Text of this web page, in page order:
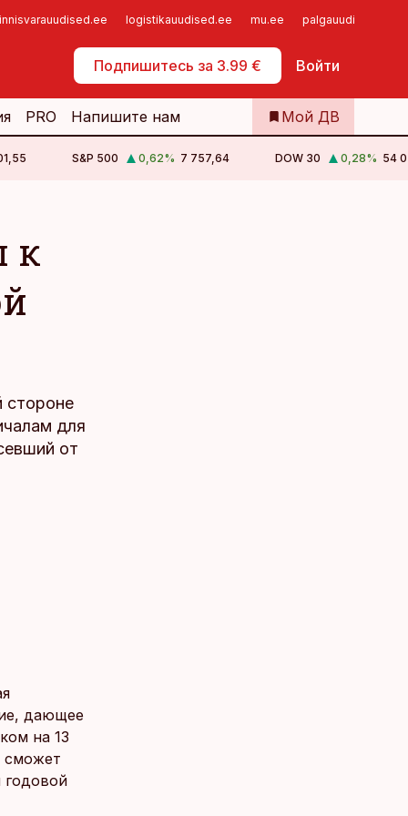
logistikauudised.ee mu.ee palgauudised.ee
Подпишитесь за 3.99 € Войти
Самообслуживание
PRO Напишите нам Мой ДВ
S&P 500 0,62% 7 757,64 DOW 30 0,28% 54
к
стороне
для
от
дающее
на 13
сможет
годовой